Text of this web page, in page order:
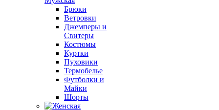
Брюки
Ветровки
Джемперы и
Свитеры
Костюмы
Куртки
Пуховики
Термобелье
Футболки и
Майки
Шорты